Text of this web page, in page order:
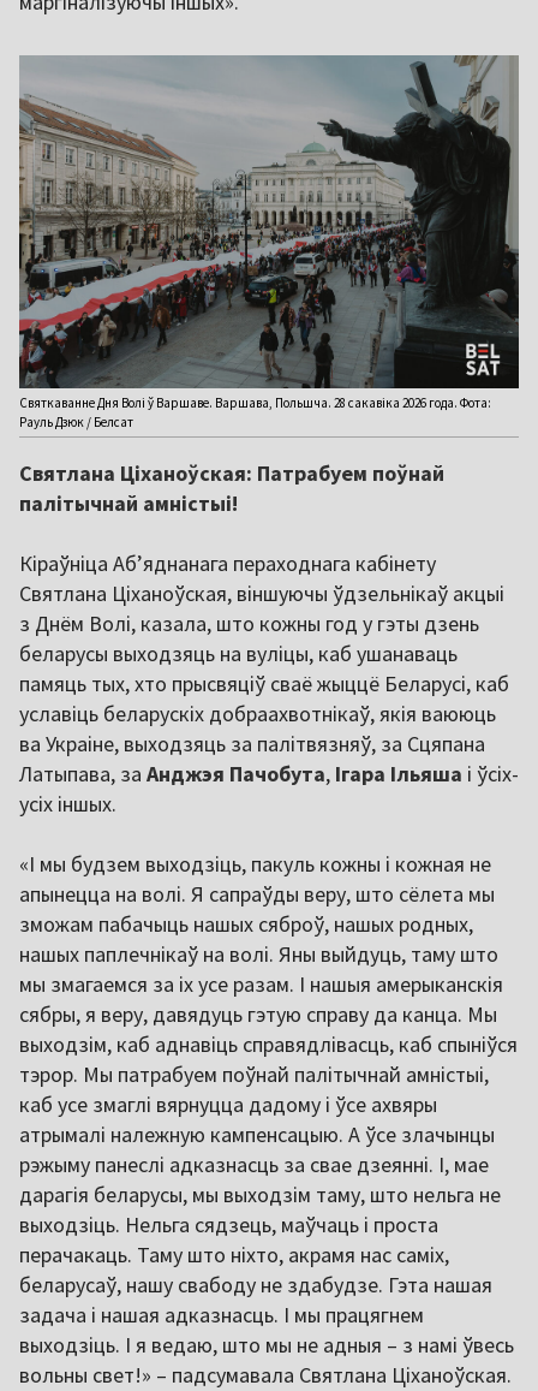
Святкаванне Дня Волі ў Варшаве. Варшава, Польшча. 28 сакавіка 2026 года. Фота:
Рауль Дзюк / Белсат
Святлана Ціханоўская: Патрабуем поўнай
палітычнай амністыі!
Кіраўніца Абʼяднанага пераходнага кабінету
Святлана Ціханоўская, віншуючы ўдзельнікаў акцыі
з Днём Волі, казала, што кожны год у гэты дзень
беларусы выходзяць на вуліцы, каб ушанаваць
памяць тых, хто прысвяціў сваё жыццё Беларусі, каб
уславіць беларускіх добраахвотнікаў, якія ваююць
ва Украіне, выходзяць за палітвязняў, за Сцяпана
Латыпава, за Анджэя Пачобута, Ігара Ільяша і ўсіх-
усіх іншых.
«І мы будзем выходзіць, пакуль кожны і кожная не
апынецца на волі. Я сапраўды веру, што сёлета мы
зможам пабачыць нашых сяброў, нашых родных,
нашых паплечнікаў на волі. Яны выйдуць, таму што
мы змагаемся за іх усе разам. І нашыя амерыканскія
сябры, я веру, давядуць гэтую справу да канца. Мы
выходзім, каб аднавіць справядлівасць, каб спыніўся
тэрор. Мы патрабуем поўнай палітычнай амністыі,
каб усе змаглі вярнуцца дадому і ўсе ахвяры
атрымалі належную кампенсацыю. А ўсе злачынцы
рэжыму панеслі адказнасць за свае дзеянні. І, мае
дарагія беларусы, мы выходзім таму, што нельга не
выходзіць. Нельга сядзець, маўчаць і проста
перачакаць. Таму што ніхто, акрамя нас саміх,
беларусаў, нашу свабоду не здабудзе. Гэта нашая
задача і нашая адказнасць. І мы працягнем
выходзіць. І я ведаю, што мы не адныя – з намі ўвесь
вольны свет!» – падсумавала Святлана Ціханоўская.